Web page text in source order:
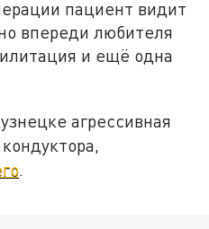
пациент видит
впереди любителя
и ещё одна
агрессивная
.